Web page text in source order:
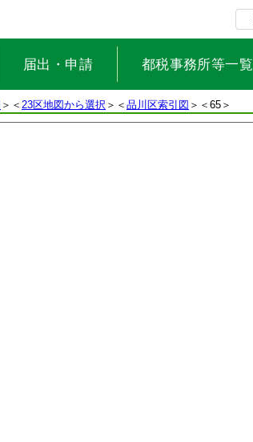
届出・申請 都税事務所等一覧
＞＜ 23区地図から選択 ＞＜ 品川区索引図 ＞ ＜65＞